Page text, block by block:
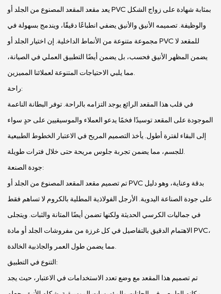
يعد مقعد المقعد المصنوع من الجلد أو PVC بمثابة شهادة على زواج الشكل
والوظيفة. تصميمه الأنيق والأنيق يضفي انطباعًا دقيقًا، ويندمج بسهولة في
مجموعة متنوعة من الأنماط الداخلية. إن اختيار الجلد أو PVC للمقعد لا
يضمن المظهر الأنيق فحسب، بل يضمن أيضًا التطبيق العملي في الصيانة،
راحة:
في قلب هذا المقعد الرائع يوجد التزامه بالراحة. توفر البطانة الناعمة
الموجودة على المقعد توسيدًا فخمًا يدعو العملاء والموسيقيين على حدٍ سواء
إلى البقاء لفترة أطول. يأخذ التصميم المريح في الاعتبار الخطوط الطبيعية
جودة الصنعة:
تم تصميم مقعد المقعد المصنوع من الجلد أو PVC بدقة وعناية، وهو دليل
على جودة الصناعة اليدوية. الأرجل الفولاذية المطلية بالكروم لا تساهم فقط
في جماليات الكرسي الحديثة ولكنها تضمن أيضًا المتانة والثبات. ويتجلى
الاهتمام الدقيق بالتفاصيل في كل غرزة من مفروشات الجلد أو مادة PVC،
التنوع في التطبيق:
تم تصميم هذا المقعد مع وضع تعدد الاستخدامات في الاعتبار، حيث يجد